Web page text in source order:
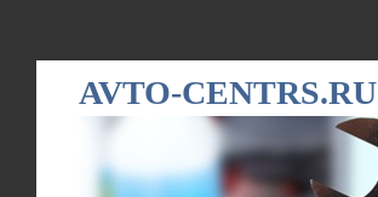
AVTO-CENTRS.RU